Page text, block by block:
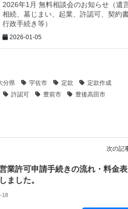
2026年1月 無料相談会のお知らせ（遺言
相続、墓じまい、起業、許認可、契約書
行政手続き等）
2026-01-05
分県 宇佐市 定款
定款作成
許認可 豊前市
豊後高田市
次の記
業許可申請手続きの流れ・料金表
ました。
18